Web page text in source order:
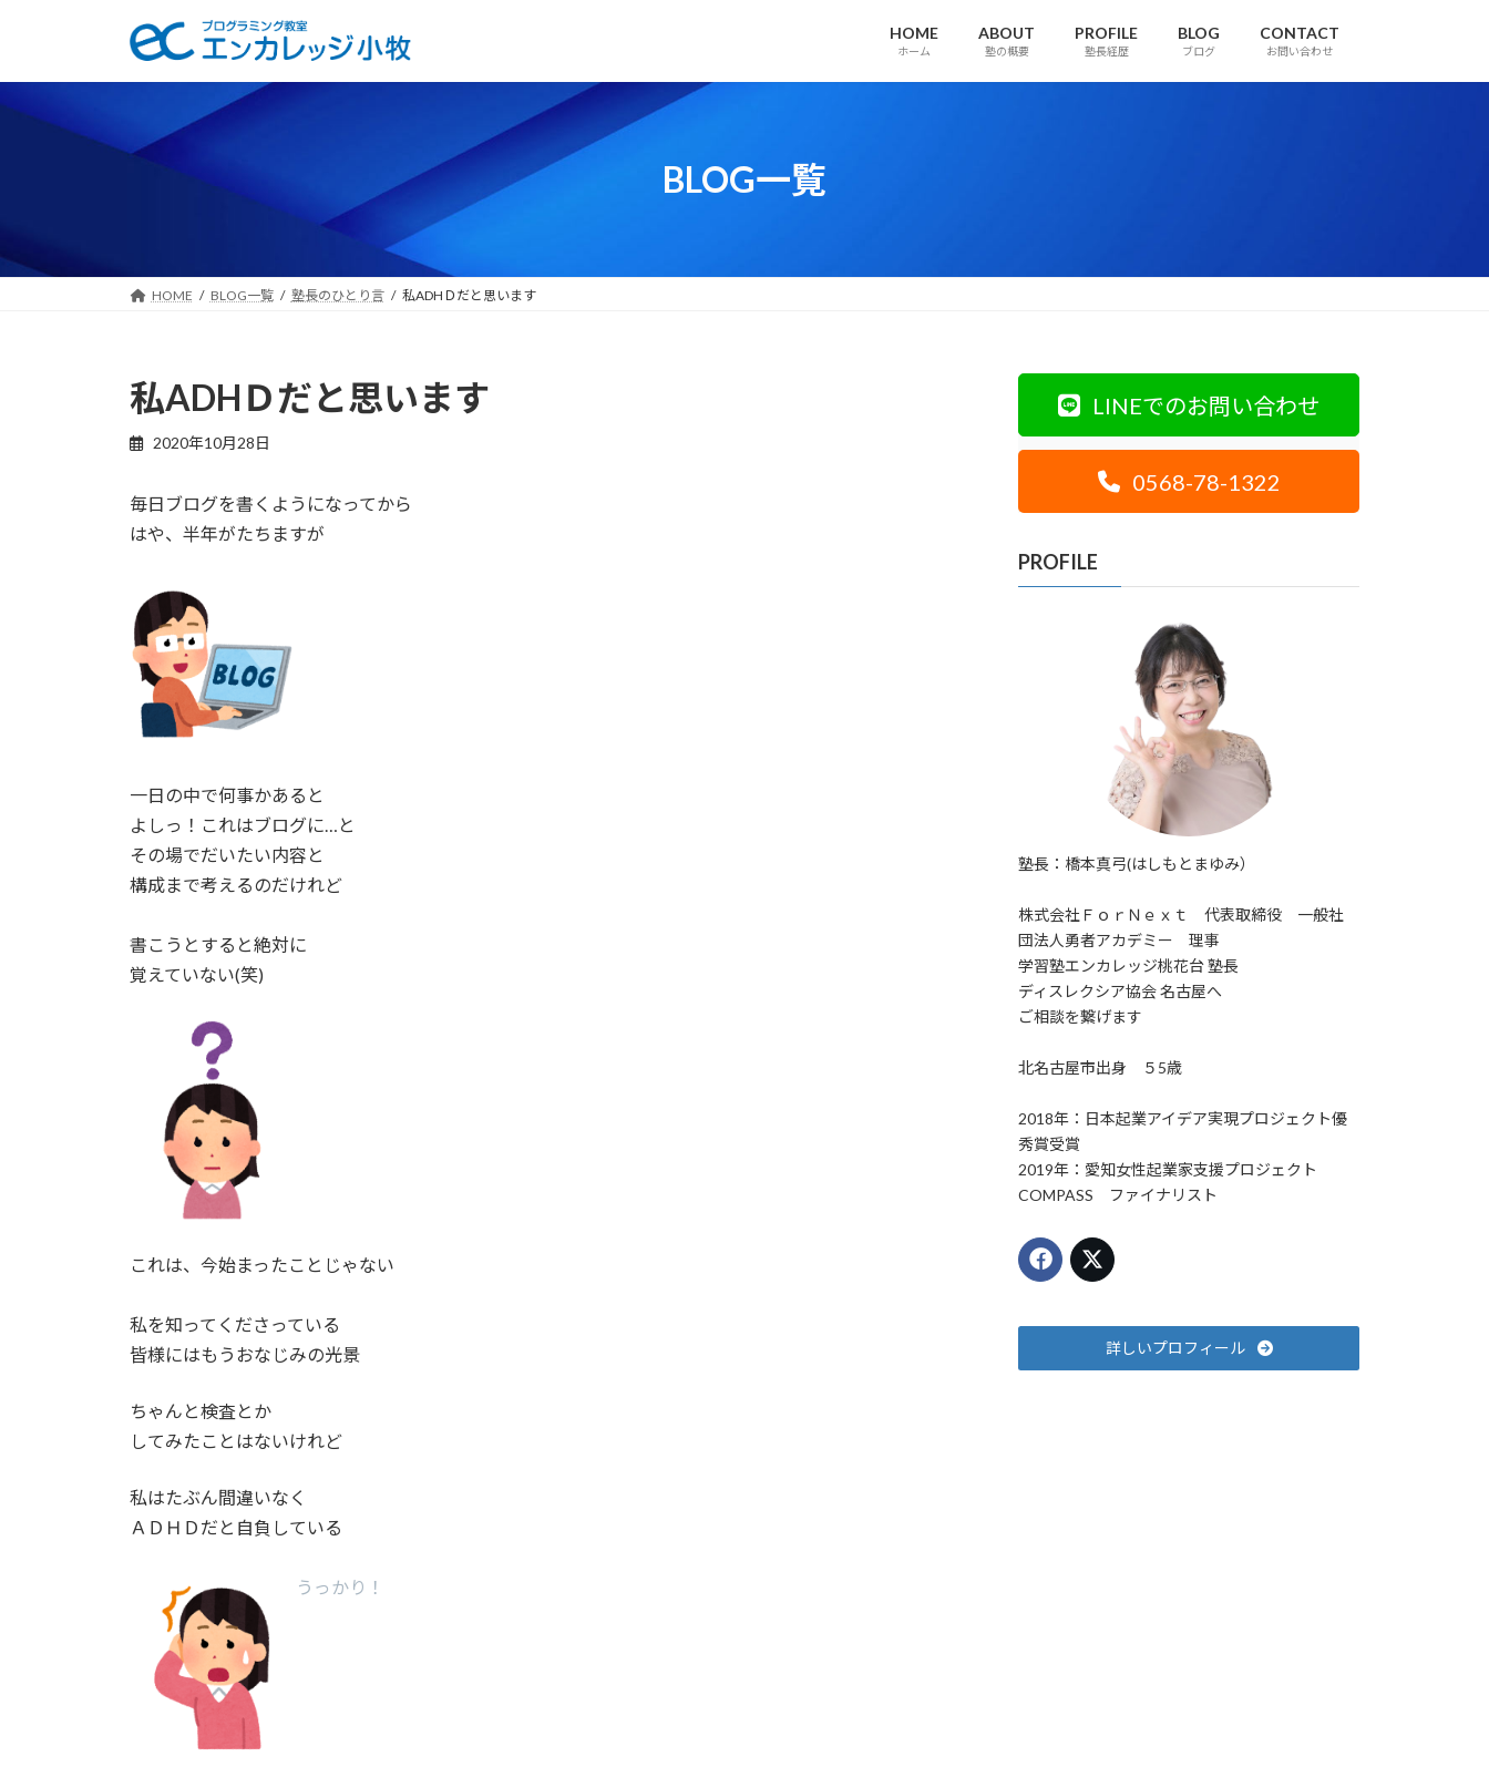
プ
動
HOME
ホーム
ABOUT
塾の概要
PROFILE
塾長経歴
BLOG
ブログ
CONTACT
お問い合わせ
BLOG一覧
HOME BLOG一覧 塾長のひとり言 私ADHＤだと思います
私ADHＤだと思います
2020年10月28日
毎日ブログを書くようになってから
はや、半年がたちますが
一日の中で何事かあると
よしっ！これはブログに…と
その場でだいたい内容と
構成まで考えるのだけれど
書こうとすると絶対に
覚えていない(笑)
これは、今始まったことじゃない
私を知ってくださっている
皆様にはもうおなじみの光景
ちゃんと検査とか
してみたことはないけれど
私はたぶん間違いなく
ＡＤＨＤだと自負している
うっかり！
LINEでのお問い合わせ
0568-78-1322
PROFILE
塾長：橋本真弓(はしもとまゆみ）
株式会社ＦｏｒＮｅｘｔ 代表取締役 一般社
団法人勇者アカデミー 理事
学習塾エンカレッジ桃花台 塾長
ディスレクシア協会 名古屋へ
ご相談を繋げます
北名古屋市出身 ５5歳
2018年：日本起業アイデア実現プロジェクト優
秀賞受賞
2019年：愛知女性起業家支援プロジェクト
COMPASS ファイナリスト
詳しいプロフィール